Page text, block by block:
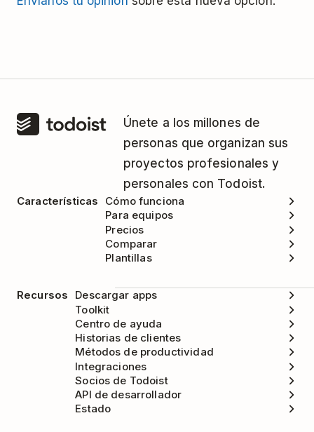
Únete a los millones de
personas que organizan sus
proyectos profesionales y
personales con Todoist.
Características
Cómo funciona
Para equipos
Precios
Comparar
Plantillas
Recursos
Descargar apps
Toolkit
Centro de ayuda
Historias de clientes
Métodos de productividad
Integraciones
Socios de Todoist
API de desarrollador
Estado